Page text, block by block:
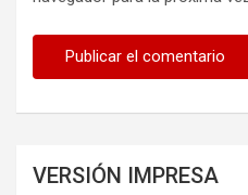
VERSIÓN IMPRESA